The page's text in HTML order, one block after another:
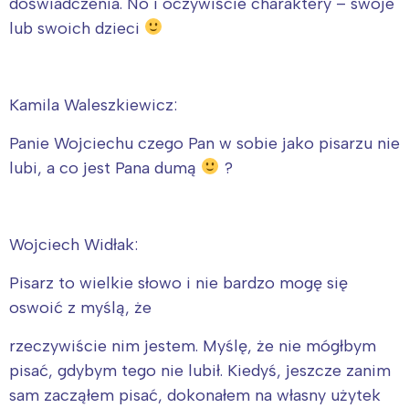
lub swoich dzieci
Kamila Waleszkiewicz:
Panie Wojciechu czego Pan w sobie jako pisarzu nie
lubi, a co jest Pana dumą
?
Wojciech Widłak:
Pisarz to wielkie słowo i nie bardzo mogę się
oswoić z myślą, że
rzeczywiście nim jestem. Myślę, że nie mógłbym
pisać, gdybym tego nie lubił. Kiedyś, jeszcze zanim
sam zacząłem pisać, dokonałem na własny użytek